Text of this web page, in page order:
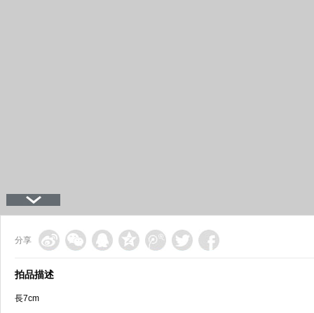
分享
拍品描述
長7cm